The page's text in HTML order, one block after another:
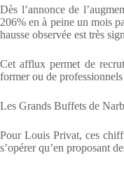
Dès l’annonce de
206% en à peine un mois
hausse observée est très
Cet afflux permet de
former ou de
Les Grands Buffets de
Pour Louis Privat, ces
s’opérer qu’en proposant